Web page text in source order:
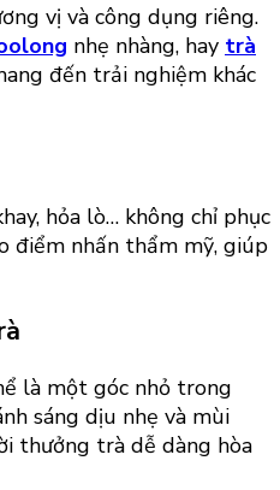
vị và công dụng riêng.
nhẹ nhàng, hay trà
đến trải nghiệm khác
hỏa lò… không chỉ phục
điểm nhấn thẩm mỹ, giúp
là một góc nhỏ trong
sáng dịu nhẹ và mùi
thưởng trà dễ dàng hòa